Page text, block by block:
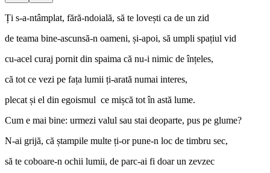
Ți s-a-ntâmplat, fără-ndoială, să te lovești ca de un zid
de teama bine-ascunsă-n oameni, și-apoi, să umpli spațiul vid
cu-acel curaj pornit din spaima că nu-i nimic de înțeles,
că tot ce vezi pe fața lumii ți-arată numai interes,
plecat și el din egoismul ce mișcă tot în astă lume.
Cum e mai bine: urmezi valul sau stai deoparte, pus pe glume?
N-ai grijă, că ștampile multe ți-or pune-n loc de timbru sec,
să te coboare-n ochii lumii, de parc-ai fi doar un zevzec